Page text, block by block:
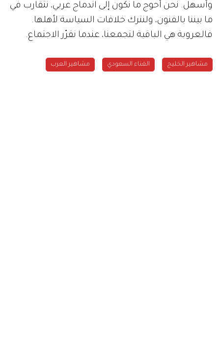
وأسهل. نحن أحوج ما نكون إلى اندماج عربي، نتقارب في
ما بيننا بالفنون، ولنترك خلافات السياسة لأهلها .
فالعروبة هي الباقية لتجمعنا، عندما نقرّر الاجتماع.
مشاهير الخليج الغناء السعودي مشاهير العرب